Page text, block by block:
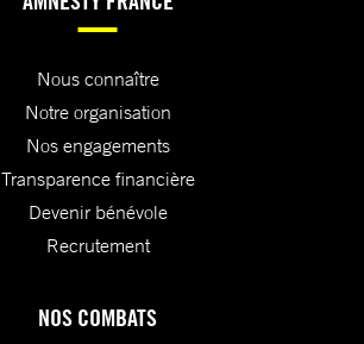
Nous connaître
Notre organisation
Nos engagements
Transparence financière
Devenir bénévole
Recrutement
NOS COMBATS